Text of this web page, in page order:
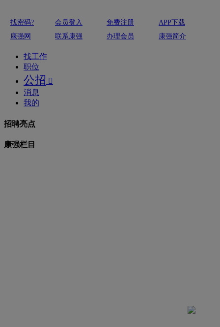
找密码? 会员登入 免费注册
APP下载
康强网
联系康强 办理会员 康强简介
找工作
职位
公招 
消息
我的
招聘亮点
康强栏目